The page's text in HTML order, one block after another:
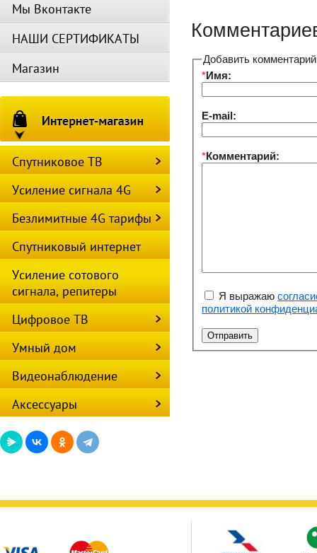
Добавить комментарий
*Имя:
E-mail:
*Комментарий:
Я выражаю
политикой
Мы Вконтакте
НАШИ СЕРТИФИКАТЫ
Магазин
Спутниковое ТВ
Усиление сигнала 4G
Безлимитные 4G тарифы
Спутниковый интернет
Усиление сотового
сигнала, репитеры
Цифровое ТВ
Умный дом
Видеонаблюдение
Аксессуары